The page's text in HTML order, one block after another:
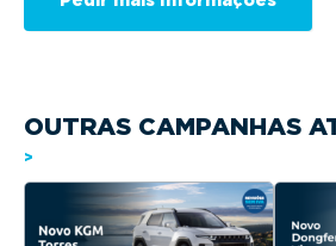
OUTRAS CAMPANHAS
>